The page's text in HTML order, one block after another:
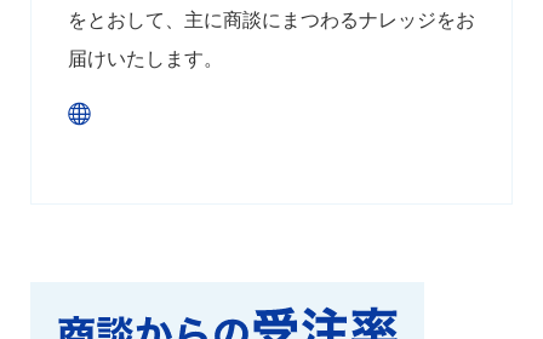
をとおして、主に商談にまつわるナレッジをお
届けいたします。